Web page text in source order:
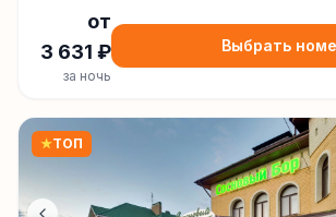
от
3 631 ₽
за ночь
Выбрать
★ТОП